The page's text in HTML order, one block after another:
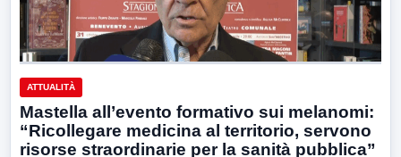
ATTUALITÀ
Mastella all’evento formativo sui melanomi:
“Ricollegare medicina al territorio, servono
risorse straordinarie per la sanità pubblica”